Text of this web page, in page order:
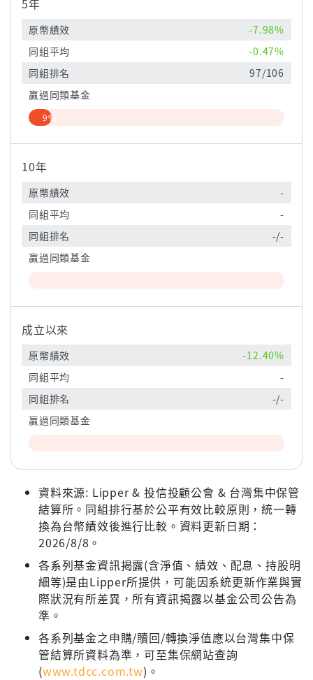
5年
原幣績效
-7.98%
同組平均
-0.47%
同組排名
97/106
贏過同類基金
9%
10年
原幣績效
-
同組平均
-
同組排名
-/-
贏過同類基金
成立以來
原幣績效
-12.40%
同組平均
-
同組排名
-/-
贏過同類基金
資料來源: Lipper & 投信投顧公會 & 台灣集中保管
結算所。同組排行基於公平有效比較原則，統一轉
換為台幣績效後進行比較。資料更新日期：
2026/8/8。
各系列基金資訊揭露(含淨值、績效、配息、持股明
細等)是由Lipper所提供，可能因系統更新作業與實
際狀況有所差異，所有資訊揭露以基金公司公告為
準。
各系列基金之申購/贖回/轉換淨值應以台灣集中保
管結算所資料為準，可至集保網站查詢
(www.tdcc.com.tw)。